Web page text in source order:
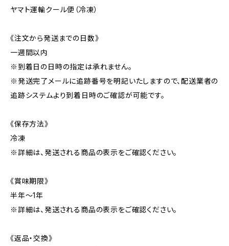
ヤマト運輸クール便（冷凍）
《注文から発送までの日数》
一週間以内
※到着日の日時の指定は承れません。
※発送完了メールに追跡番号を明記いたしますので、配送業者の
追跡システムより到着日時のご確認が可能です。
《保存方法》
冷凍
※詳細は、発送される商品の表示をご確認ください。
《賞味期限》
半年〜1年
※詳細は、発送される商品の表示をご確認ください。
《返品・交換》